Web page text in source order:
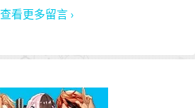
查看更多留言 ›